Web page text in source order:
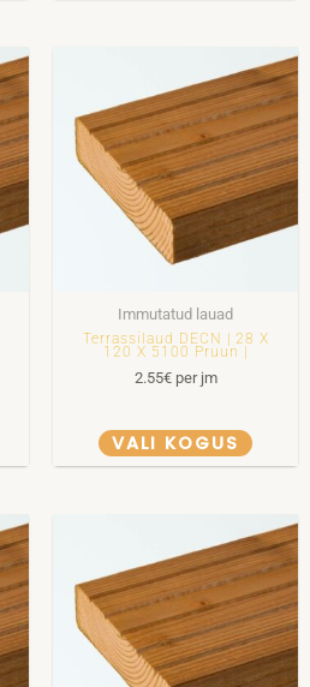
Immutatud lauad
Terrassilaud DECN | 28 X
120 X 5100 Pruun |
2.55€per jm
VALI KOGUS